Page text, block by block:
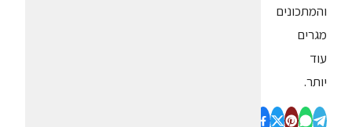
והמתכונים
מגרים
עוד
יותר.